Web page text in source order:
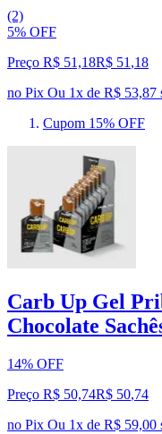
(2)
5% OFF
Preço R$ 51,18R$ 51 ,18
no Pix Ou 1x de R$ 53,87
Cupom 15% OFF
Carb Up Gel
Chocolate
14% OFF
Preço R$ 50,74R$ 50,74
no Pix Ou 1x de R$ 59,00